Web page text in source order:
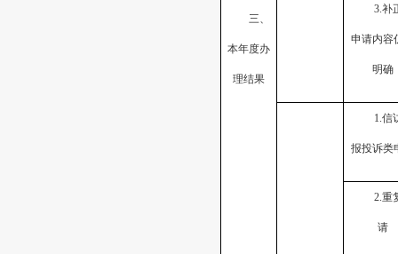
三、
本年度办
理结果
3.补
申请内容
明确
1.信
报投诉类
2.重
请